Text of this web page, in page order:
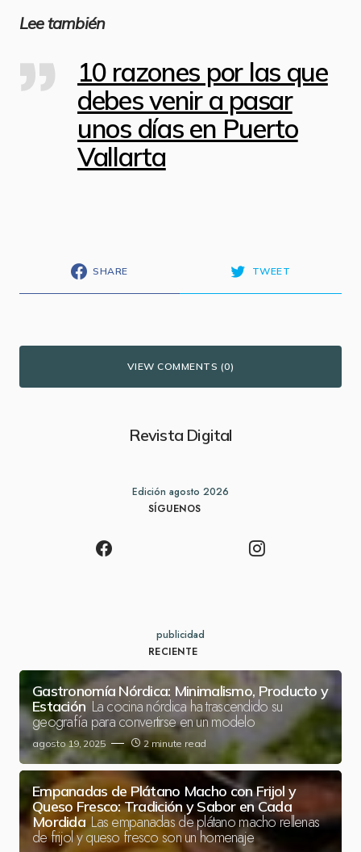
Lee también
10 razones por las que
debes venir a pasar
unos días en Puerto
Vallarta
SHARE TWEET
VIEW COMMENTS (0)
Revista Digital
Edición agosto 2026
SÍGUENOS
publicidad
RECIENTE
Gastronomía Nórdica: Minimalismo, Producto y
Estación La cocina nórdica ha trascendido su
geografía para convertirse en un modelo
agosto 19, 2025 2 minute read
Empanadas de Plátano Macho con Frijol y
Queso Fresco: Tradición y Sabor en Cada
Mordida Las empanadas de plátano macho rellenas
de frijol y queso fresco son un homenaje